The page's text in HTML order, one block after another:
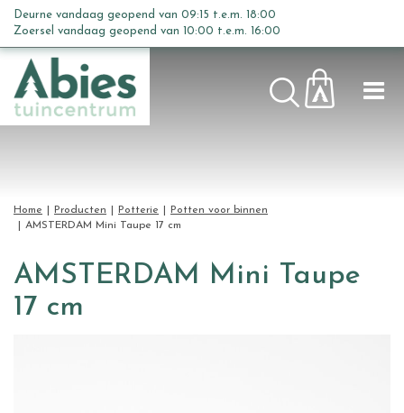
n
Home Producten Potterie
Potten voor binnen
AMSTERDAM Mini Taupe 17 cm
Deurne vandaag geopend van 09:15 t.e.m. 18:00
Zoersel vandaag geopend van 10:00 t.e.m. 16:00
AMSTERDAM Mini Taupe
17 cm